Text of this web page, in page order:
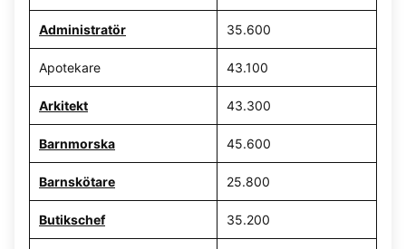
Administratör 35.600
Apotekare 43.100
Arkitekt 43.300
Barnmorska 45.600
Barnskötare 25.800
Butikschef 35.200